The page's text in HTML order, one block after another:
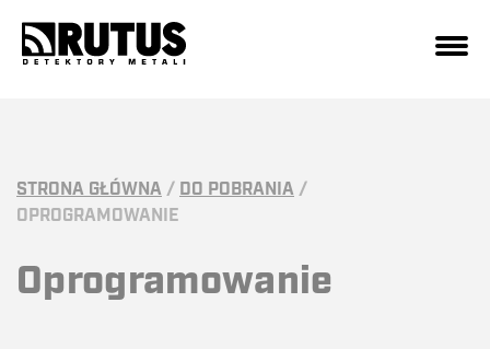
STRONA GŁÓWNA/ DO POBRANIA/
OPROGRAMOWANIE
Oprogramowanie